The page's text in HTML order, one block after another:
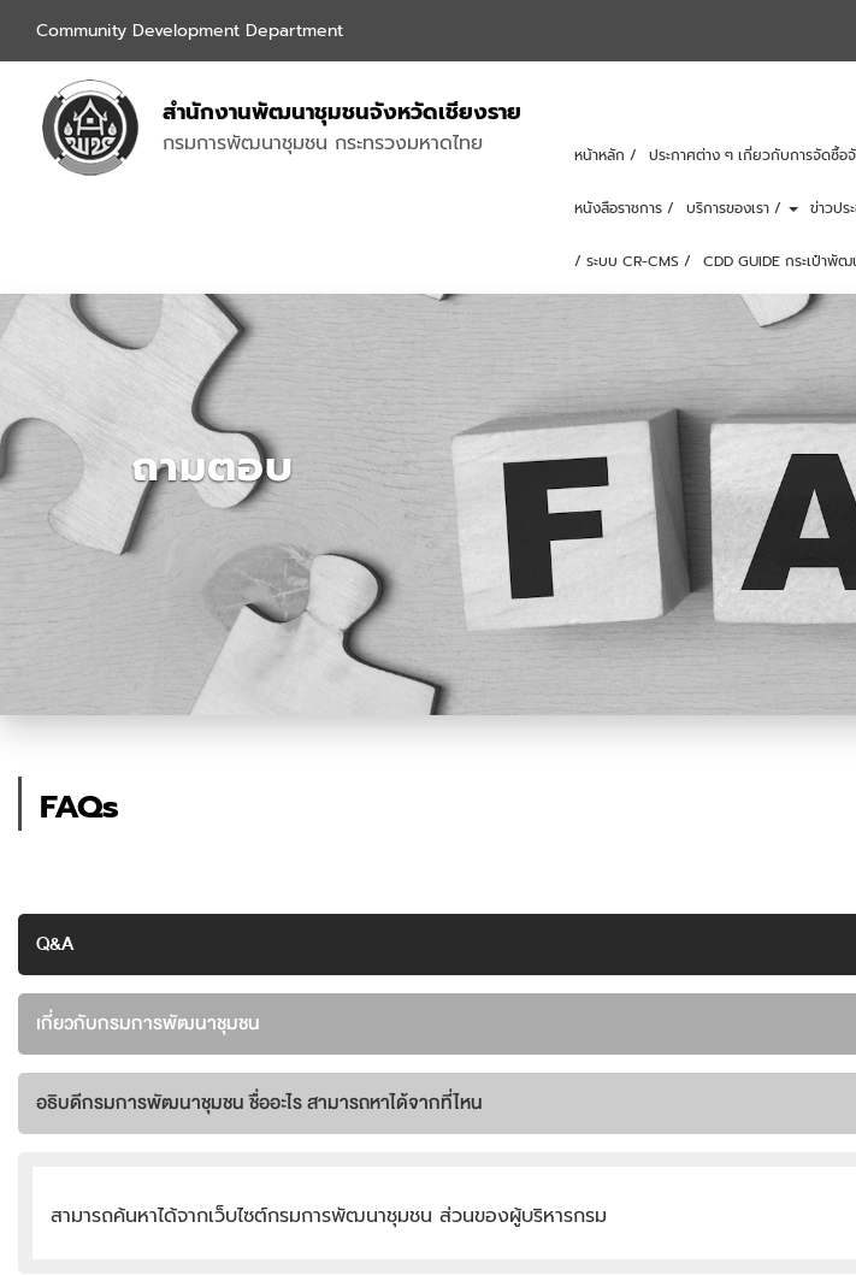
Community Development Department
สำนักงานพัฒนาชุมชนจังหวัดเชียงราย
กรมการพัฒนาชุมชน กระทรวงมหาดไทย หน้าหลัก / ประกาศต่าง ๆ เกี่ยวกับการจัดซื้
หนังสือราชการ / บริการของเรา / ข่าวป
/ ระบบ CR-CMS / CDD GUIDE กระเป๋าพั
ถามตอบ
FAQs
Q&A
เกี่ยวกับกรมการพัฒนาชุมชน
อธิบดีกรมการพัฒนาชุมชน ชื่ออะไร สามารถหาได้จากที่ไหน
สามารถค้นหาได้จากเว็บไซต์กรมการพัฒนาชุมชน ส่วนของผู้บริหารกรม